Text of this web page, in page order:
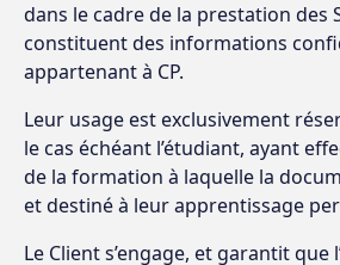
dans le cadre de la prestation des
constituent des informations
appartenant à CP.
Leur usage est exclusivement
le cas échéant l’étudiant, ayant
de la formation à laquelle la
et destiné à leur apprentissage
Le Client s’engage, et garantit que